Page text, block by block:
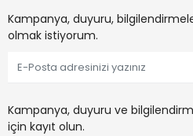
Kampanya, duyuru,
olmak istiyorum.
Kampanya, duyuru ve
için kayıt olun.